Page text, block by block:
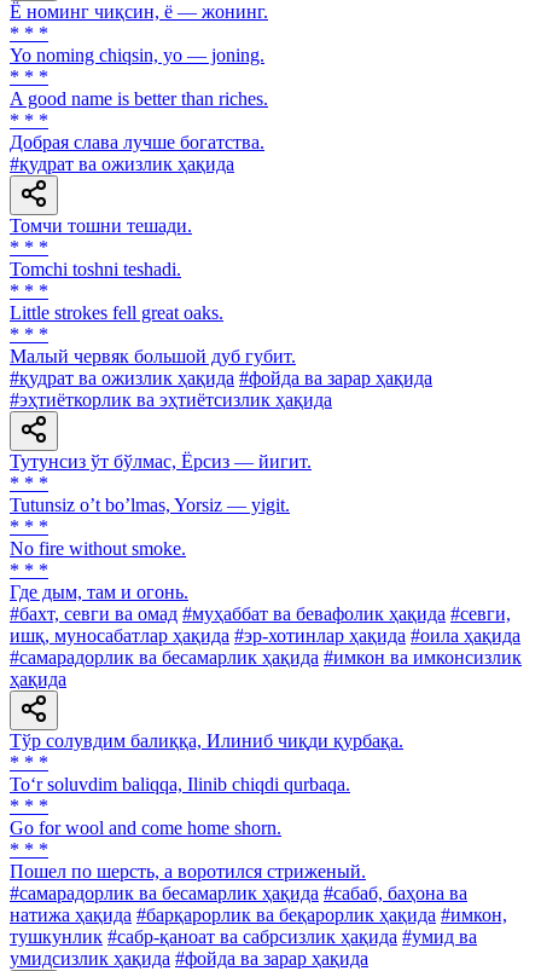
Ё номинг чиқсин, ё — жонинг.
* * *
Yo noming chiqsin, yo — joning.
* * *
A good name is better than riches.
* * *
Добрая слава лучше богатства.
#қудрат ва ожизлик ҳақида
Томчи тошни тешади.
* * *
Tomchi toshni teshadi.
* * *
Little strokes fell great oaks.
* * *
Малый червяк большой дуб губит.
#қудрат ва ожизлик ҳақида #фойда ва зарар ҳақида
#эҳтиёткорлик ва эҳтиётсизлик ҳақида
Тутунсиз ўт бўлмас, Ёрсиз — йигит.
* * *
Tutunsiz oʼt boʼlmas, Yorsiz — yigit.
* * *
No fire without smoke.
* * *
Где дым, там и огонь.
#бахт, севги ва омад #муҳаббат ва бевафолик ҳақида #севги,
ишқ, муносабатлар ҳақида #эр-хотинлар ҳақида #оила ҳақида
#самарадорлик ва бесамарлик ҳақида #имкон ва имконсизлик
ҳақида
Тўр солувдим балиққа, Илиниб чиқди қурбақа.
* * *
To‘r soluvdim baliqqa, Ilinib chiqdi qurbaqa.
* * *
Go for wool and come home shorn.
* * *
Пошел по шерсть, а воротился стриженый.
#самарадорлик ва бесамарлик ҳақида #сабаб, баҳона ва
натижа ҳақида #барқарорлик ва беқарорлик ҳақида #имкон,
тушкунлик #сабр-қаноат ва сабрсизлик ҳақида #умид ва
умидсизлик ҳақида #фойда ва зарар ҳақида